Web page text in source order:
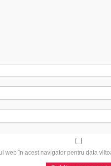
web în acest navigator pentru data